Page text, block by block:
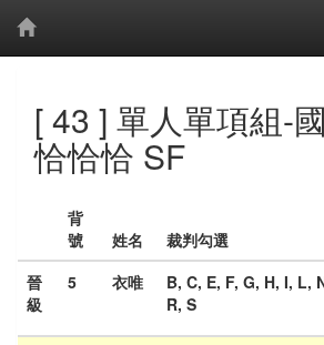
[ 43 ] 單人單項組-
恰恰恰 SF
背
號
姓名 裁判勾選
晉
級
5 衣唯
B, C, E, F, G, H, I, L,
R, S